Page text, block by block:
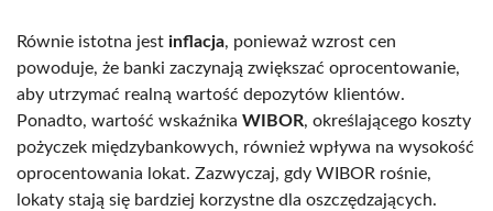
Równie istotna jest inflacja, ponieważ wzrost cen
powoduje, że banki zaczynają zwiększać oprocentowanie,
aby utrzymać realną wartość depozytów klientów.
Ponadto, wartość wskaźnika WIBOR, określającego koszty
pożyczek międzybankowych, również wpływa na wysokość
oprocentowania lokat. Zazwyczaj, gdy WIBOR rośnie,
lokaty stają się bardziej korzystne dla oszczędzających.